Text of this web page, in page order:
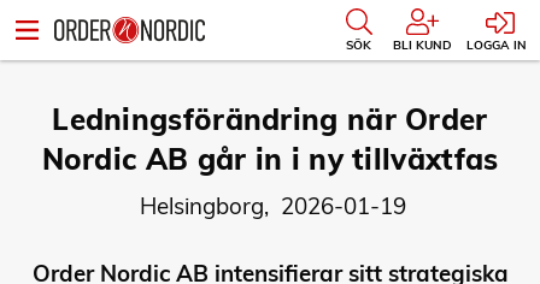
SÖK BLI KUND LOGGA IN
Ledningsförändring när Order
Nordic AB går in i ny tillväxtfas
Helsingborg, 2026-01-19
Order Nordic AB intensifierar sitt strategiska